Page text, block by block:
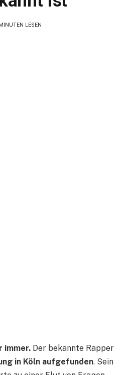
LESEN
immer. Der bekannte Rapper
in Köln aufgefunden. Sein